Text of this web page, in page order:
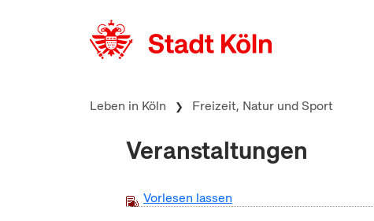
Leben in Köln Freizeit, Natur und Sport
Veranstaltungen
Vorlesen lassen